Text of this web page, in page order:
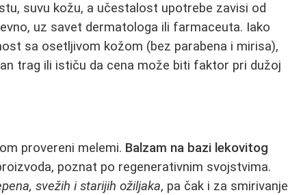
suvu kožu, a učestalost upotrebe zavisi od
uz savet dermatologa ili farmaceuta. Iako
sa osetljivom kožom (bez parabena i mirisa),
trag ili ističu da cena može biti faktor pri dužoj
provereni melemi. Balzam na bazi lekovitog
poznat po regenerativnim svojstvima.
svežih i starijih ožiljaka, pa čak i za smirivanje